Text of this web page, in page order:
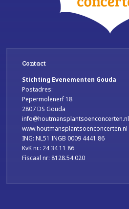
Contact
Stichting Evenementen Gouda
Postadres:
Pepermolenerf 18
2807 DS Gouda
info@houtmansplantsoenconcerten.nl
www.houtmansplantsoenconcerten.nl
ING: NL51 INGB 0009 4441 86
KvK nr.: 24 34 11 86
Fiscaal nr: 8128.54.020